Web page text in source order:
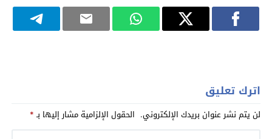
اترك تعليق
لن يتم نشر عنوان بريدك الإلكتروني. الحقول الإلزامية مشار إليها بـ*